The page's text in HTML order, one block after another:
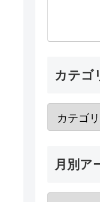
カテゴ
月別ア